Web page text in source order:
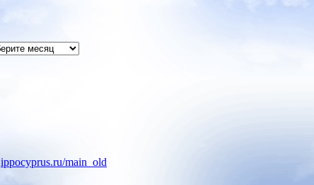
ippocyprus.ru/main_old